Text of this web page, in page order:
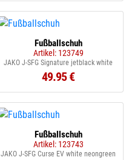
Fußballschuh
Artikel: 123749
JAKO J-SFG Signature jetblack white
49.95 €
Fußballschuh
Artikel: 123743
JAKO J-SFG Curse EV white neongreen